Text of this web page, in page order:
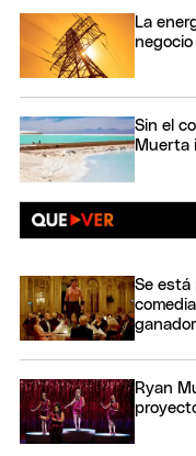
La
Sin el
Muerta
Se está
Ryan